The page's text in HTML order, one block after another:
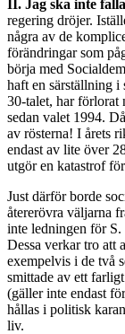
II. Jag ska inte
regering dröjer.
några av de
föränd­ringar som
börja med
haft en särställning i
30-talet, har förlorat
sedan valet 1994.
av rösterna! I årets
endast av lite över
utgör en katastrof
Just därför borde
återerövra väljarna
inte ledningen för
Dessa verkar tro att
exempelvis i de två
smittade av ett
(gäller inte endast
hållas i politisk
liv.